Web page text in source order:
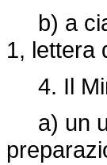
b) a
1, lettera
4. Il
a) un